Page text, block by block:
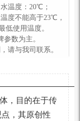
温度：20℃；
度不能高于23℃，
低使用温度。
数为主。
请与我司联系。
，目的在于传
，其原创性